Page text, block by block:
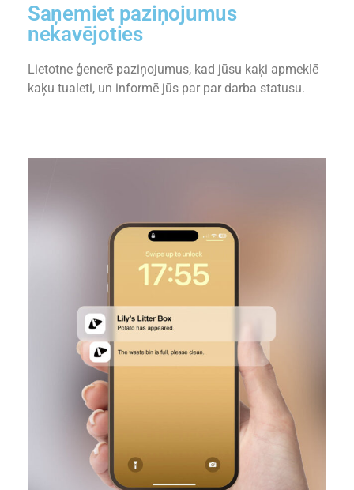
Saņemiet paziņojumus
nekavējoties
Lietotne ģenerē paziņojumus, kad jūsu kaķi apmeklē
kaķu tualeti, un informē jūs par par darba statusu.